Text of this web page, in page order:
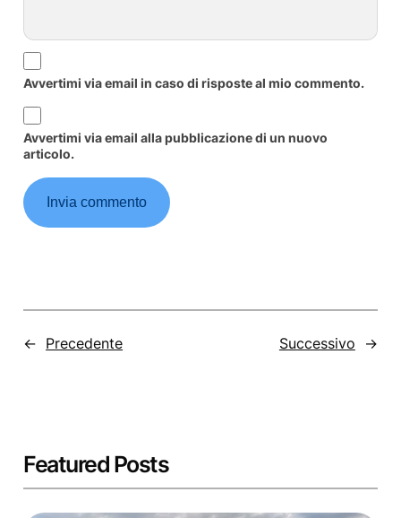
Avvertimi via email in caso di risposte al mio commento.
Avvertimi via email alla pubblicazione di un nuovo
articolo.
← Precedente Successivo →
Featured Posts